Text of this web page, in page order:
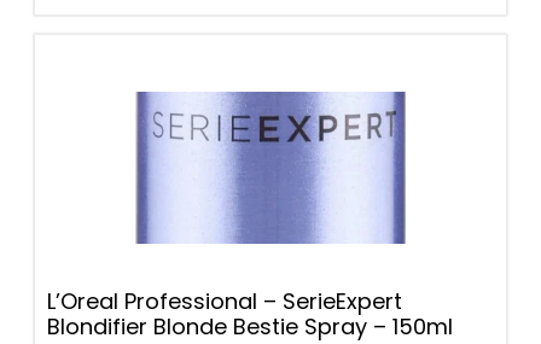
L’Oreal Professional – SerieExpert
Blondifier Blonde Bestie Spray – 150ml